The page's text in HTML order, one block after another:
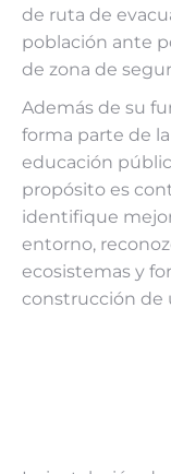
de ruta de
población ante
de zona de
Además de su
forma parte de
educación
propósito es
identifique
entorno,
ecosistemas y
construcción de